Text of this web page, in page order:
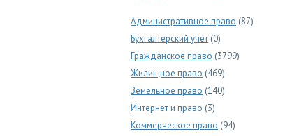
Административное право (87)
Бухгалтерский учет (0)
Гражданское право (3799)
Жилищное право (469)
Земельное право (140)
Интернет и право (3)
Коммерческое право (94)